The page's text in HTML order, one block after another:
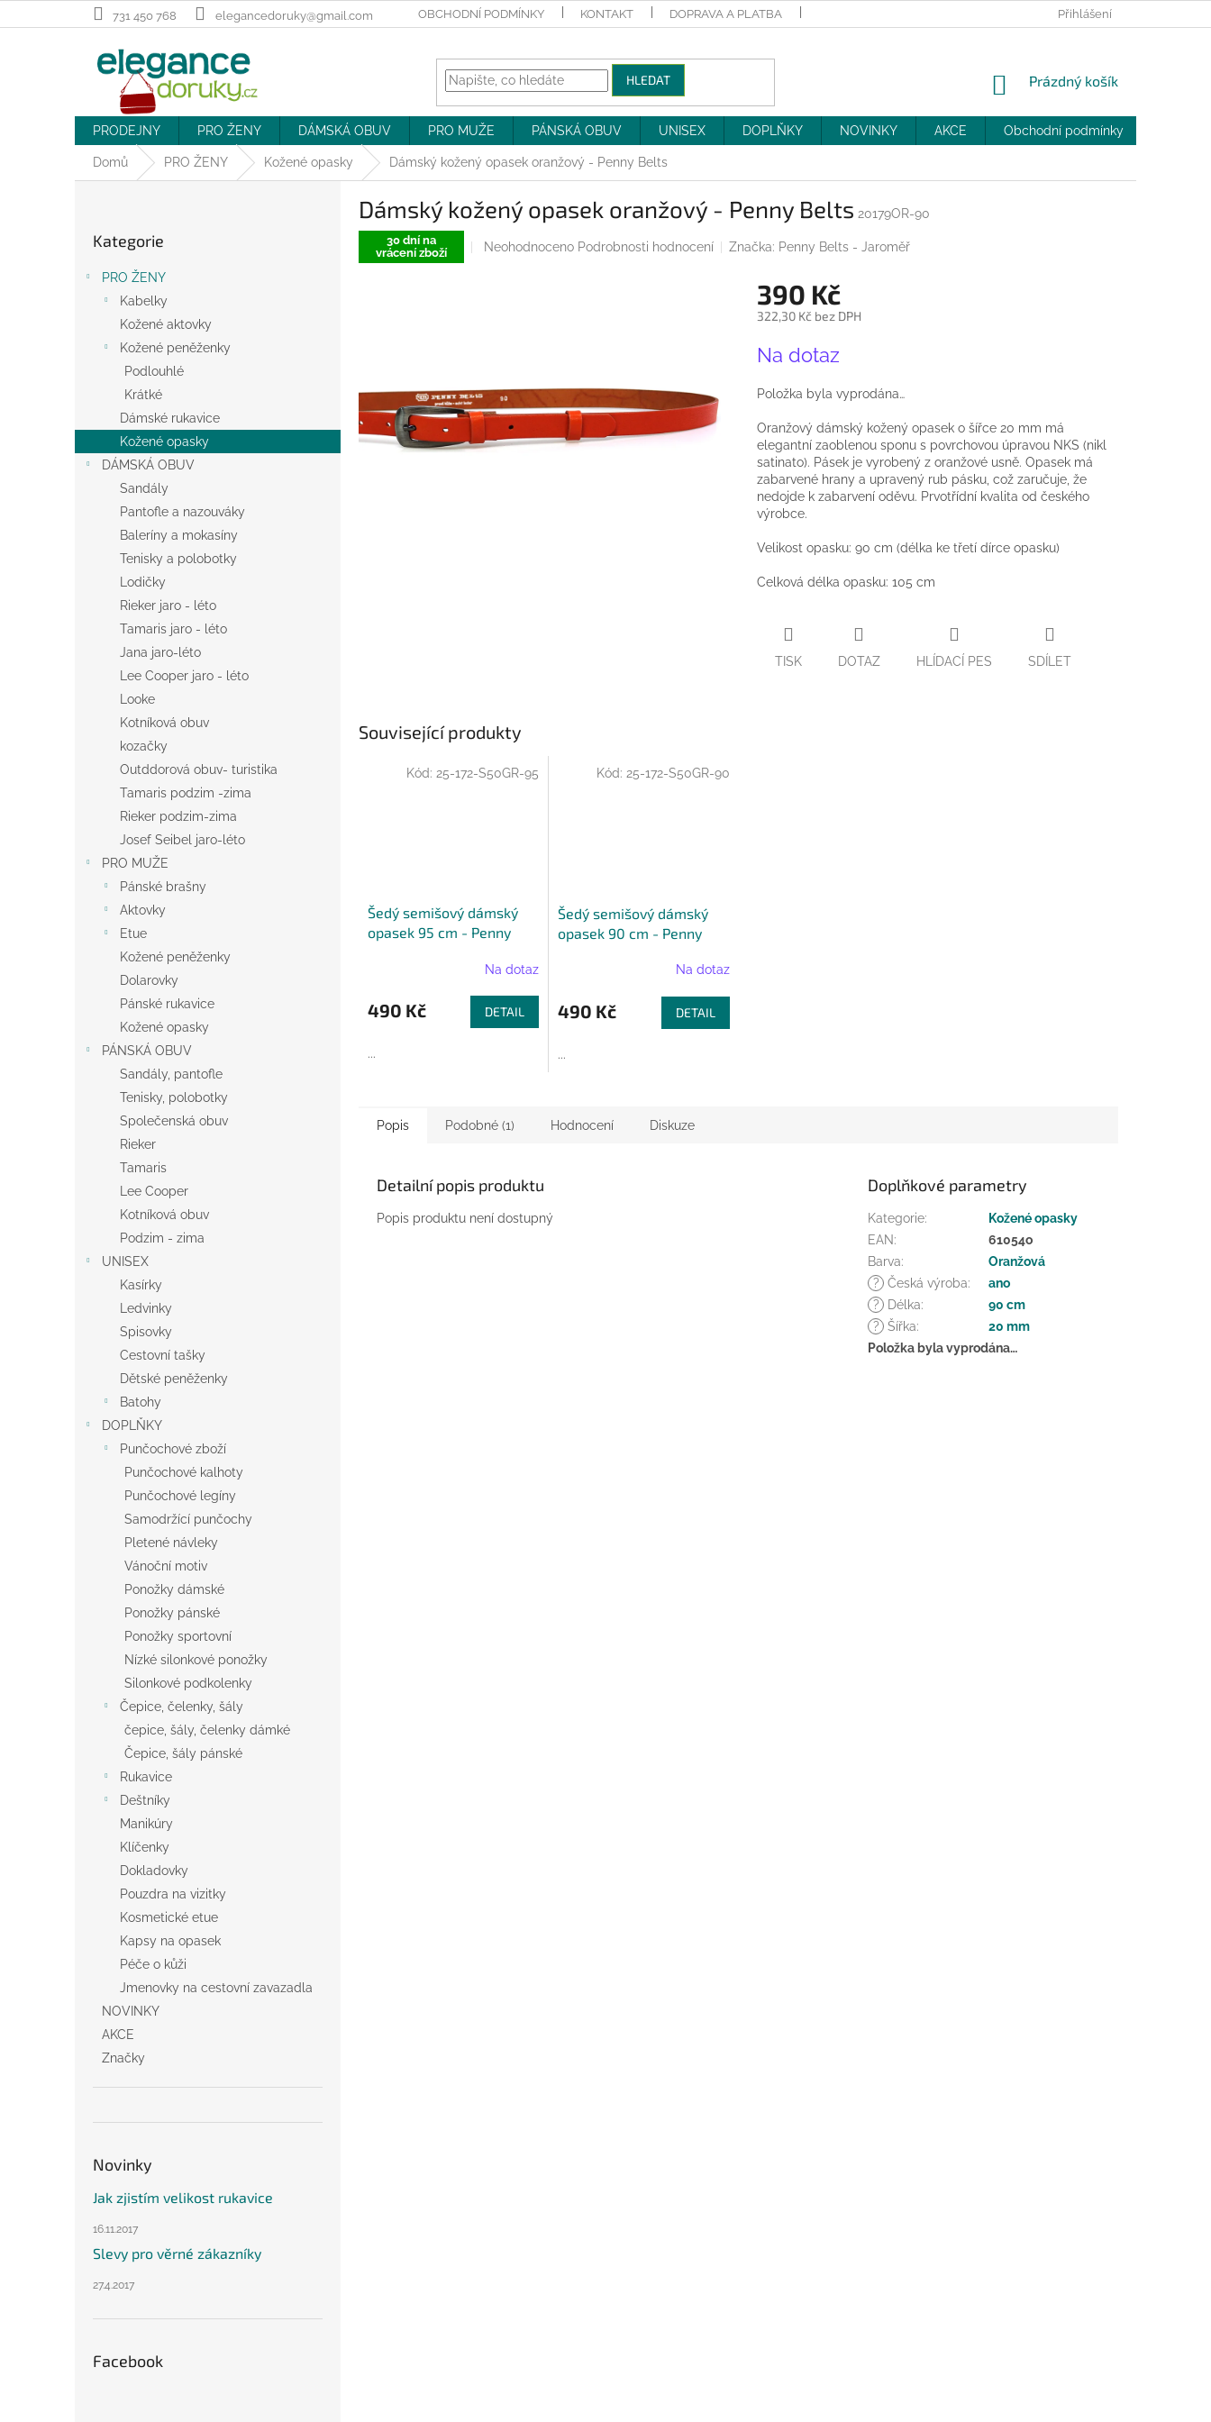
na
731 450 768 elegancedoruky@gmail.com OBCHODNÍ PODMÍNKY KONTAKT DOPRAVA A PLATBA MOJE OBJEDNÁVKA
Přihlášení
HLEDAT
NÁKUPNÍ
Prázdný košík
PRODEJNY PRO ŽENY DÁMSKÁ OBUV PRO MUŽE PÁNSKÁ OBUV UNISEX DOPLŇKY NOVINKY AKCE Obchodní podmínky
Domů PRO ŽENY Kožené opasky Dámský kožený opasek oranžový - Penny Belts
e
l
kategorie
Kategorie
PRO ŽENY
Kabelky
Kožené aktovky
Kožené peněženky
Podlouhlé
Krátké
Dámské rukavice
Kožené opasky
DÁMSKÁ OBUV
Sandály
Pantofle a nazouváky
Baleríny a mokasíny
Tenisky a polobotky
Lodičky
Rieker jaro - léto
Tamaris jaro - léto
Jana jaro-léto
Lee Cooper jaro - léto
Looke
Kotníková obuv
kozačky
Outddorová obuv- turistika
Tamaris podzim -zima
Rieker podzim-zima
Josef Seibel jaro-léto
PRO MUŽE
Pánské brašny
Aktovky
Etue
Kožené peněženky
Dolarovky
Pánské rukavice
Kožené opasky
PÁNSKÁ OBUV
Sandály, pantofle
Tenisky, polobotky
Společenská obuv
Rieker
Tamaris
Lee Cooper
Kotníková obuv
Podzim - zima
UNISEX
Kasírky
Ledvinky
Spisovky
Cestovní tašky
Dětské peněženky
Batohy
DOPLŇKY
Punčochové zboží
Punčochové kalhoty
Punčochové legíny
Samodržící punčochy
Pletené návleky
Vánoční motiv
Ponožky dámské
Ponožky pánské
Ponožky sportovní
Nízké silonkové ponožky
Silonkové podkolenky
Čepice, čelenky, šály
čepice, šály, čelenky dámké
Čepice, šály pánské
Rukavice
Deštníky
Manikúry
Klíčenky
Dokladovky
Pouzdra na vizitky
Kosmetické etue
Kapsy na opasek
Péče o kůži
Jmenovky na cestovní zavazadla
NOVINKY
AKCE
Značky
Novinky
Jak zjistím velikost rukavice
16.11.2017
Slevy pro věrné zákazníky
27.4.2017
Facebook
Dámský kožený opasek oranžový - Penny Belts 20179OR-90
30 dní na
vrácení zboží
Průměrné
Neohodnoceno Podrobnosti hodnocení Značka: Penny Belts - Jaroměř
390 Kč
322,30 Kč bez DPH
cena:
Na dotaz
Položka byla vyprodána…
Oranžový dámský kožený opasek o šířce 20 mm má
elegantní zaoblenou sponu s povrchovou úpravou NKS (nikl
satinato). Pásek je vyrobený z oranžové usně. Opasek má
zabarvené hrany a upravený rub pásku, což zaručuje, že
nedojde k zabarvení oděvu. Prvotřídní kvalita od českého
výrobce.
Velikost opasku: 90 cm (délka ke třetí dírce opasku)
Celková délka opasku: 105 cm
TISK DOTAZ HLÍDACÍ PES SDÍLET
Související produkty
Šedý semišový dámský
opasek 95 cm - Penny
Na dotaz
490 Kč DETAIL
...
Kód: 25-172-S50GR-95
Šedý semišový dámský
opasek 90 cm - Penny
Na dotaz
490 Kč DETAIL
...
Kód: 25-172-S50GR-90
Popis Podobné (1) Hodnocení Diskuze
Detailní popis produktu
Popis produktu není dostupný
Doplňkové parametry
Kategorie:
Kožené opasky
EAN:
61054o
Barva:
Oranžová
?
Česká výroba:
ano
?
Délka:
90 cm
?
Šířka:
20 mm
Položka byla vyprodána…